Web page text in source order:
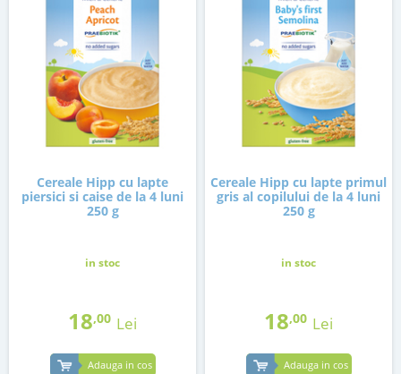
Cereale Hipp cu lapte
piersici si caise de la 4 luni
250 g
in stoc
18,00 Lei
Adauga in cos
Cereale Hipp cu lapte primul
gris al copilului de la 4 luni
250 g
in stoc
18,00 Lei
Adauga in cos